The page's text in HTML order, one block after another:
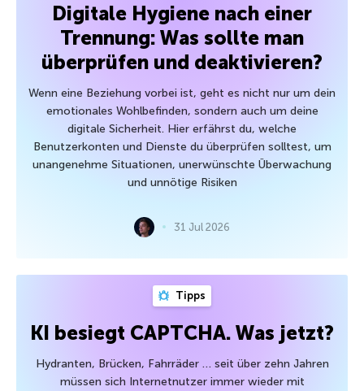
Digitale Hygiene nach einer
Trennung: Was sollte man
überprüfen und deaktivieren?
Wenn eine Beziehung vorbei ist, geht es nicht nur um dein
emotionales Wohlbefinden, sondern auch um deine
digitale Sicherheit. Hier erfährst du, welche
Benutzerkonten und Dienste du überprüfen solltest, um
unangenehme Situationen, unerwünschte Überwachung
und unnötige Risiken
31 Jul 2026
Tipps
KI besiegt CAPTCHA. Was jetzt?
Hydranten, Brücken, Fahrräder … seit über zehn Jahren
müssen sich Internetnutzer immer wieder mit